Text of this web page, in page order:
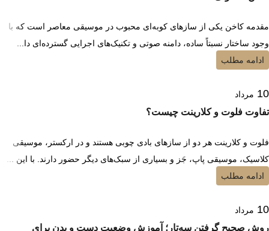
مقدمه کاخن یکی از سازهای کوبه‌ای محبوب در موسیقی معاصر است که با
وجود ساختار نسبتاً ساده، دامنه صوتی و تکنیک‌های اجرایی گسترده‌ای دا...
ادامه مطلب
10 مرداد
تفاوت فلوت و کلارینت چیست؟
فلوت و کلارینت هر دو از سازهای بادی چوبی هستند و در ارکستر، موسیقی
کلاسیک، موسیقی پاپ، جَز و بسیاری از سبک‌های دیگر حضور دارند. با این ...
ادامه مطلب
10 مرداد
روش صحیح گرفتن سه‌تار؛ آموزش وضعیت دست و بدن برای